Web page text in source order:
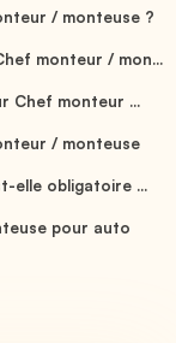
/ monteuse ?
monteur / mon...
Chef monteur ...
/ monteuse
elle obligatoire ...
pour auto